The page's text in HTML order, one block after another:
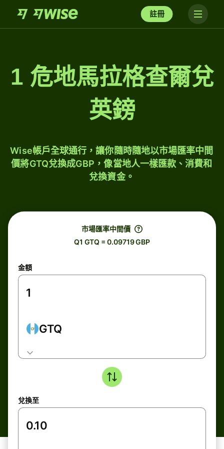
註冊
1 危地馬拉格查爾兌
英鎊
Wise帳戶全球通行，讓你隨時隨地以市場匯率中間
價將GTQ兌換成GBP，像當地人一樣匯款、消費和
兌換資金。
市場匯率中間價
Q1 GTQ = 0.09719 GBP
金額
GTQ
兌換至